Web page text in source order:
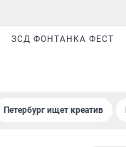
ЗСД ФОНТАНКА ФЕСТ
Петербург ищет креатив